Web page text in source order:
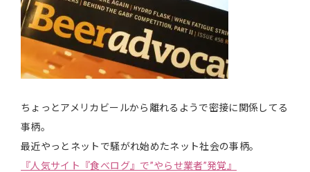
ちょっとアメリカビールから離れるようで密接に関係してる
事柄。
最近やっとネットで騒がれ始めたネット社会の事柄。
『人気サイト『食べログ』で”やらせ業者”発覚』